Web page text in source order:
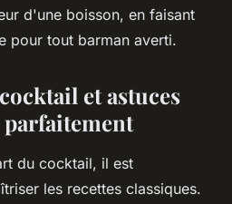
d'une boisson, en faisant
pour tout barman averti.
et astuces
du cocktail, il est
les recettes classiques.